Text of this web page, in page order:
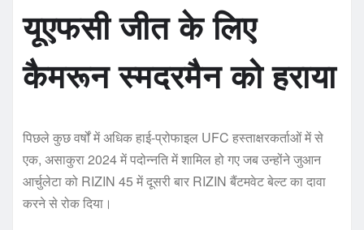
यूएफसी जीत के लिए
कैमरून स्मदरमैन को हराया
पिछले कुछ वर्षों में अधिक हाई-प्रोफाइल UFC हस्ताक्षरकर्ताओं में से
एक, असाकुरा 2024 में पदोन्नति में शामिल हो गए जब उन्होंने जुआन
आर्चुलेटा को RIZIN 45 में दूसरी बार RIZIN बैंटमवेट बेल्ट का दावा
करने से रोक दिया।